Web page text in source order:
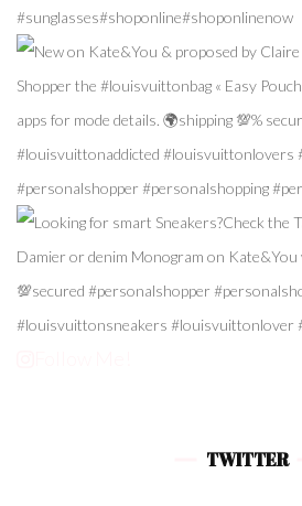
TWITTER